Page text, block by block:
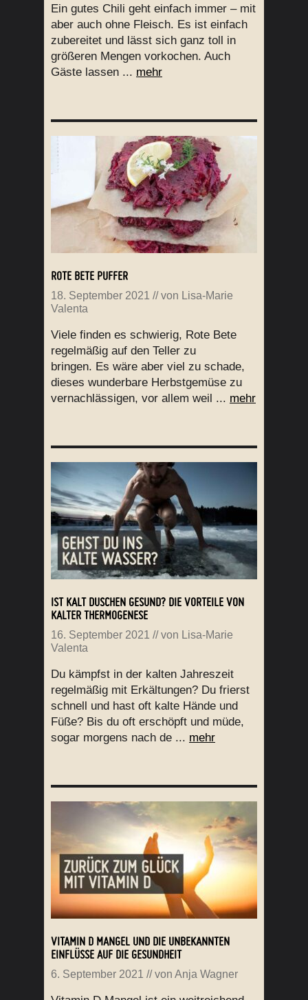
Ein gutes Chili geht einfach immer – mit
aber auch ohne Fleisch. Es ist einfach
zubereitet und lässt sich ganz toll in
größeren Mengen vorkochen. Auch
Gäste lassen ... mehr
ROTE BETE PUFFER
18. September 2021 // von Lisa-Marie
Valenta
Viele finden es schwierig, Rote Bete
regelmäßig auf den Teller zu
bringen. Es wäre aber viel zu schade,
dieses wunderbare Herbstgemüse zu
vernachlässigen, vor allem weil ... mehr
IST KALT DUSCHEN GESUND? DIE VORTEILE VON
KALTER THERMOGENESE
16. September 2021 // von Lisa-Marie
Valenta
Du kämpfst in der kalten Jahreszeit
regelmäßig mit Erkältungen? Du frierst
schnell und hast oft kalte Hände und
Füße? Bis du oft erschöpft und müde,
sogar morgens nach de ... mehr
VITAMIN D MANGEL UND DIE UNBEKANNTEN
EINFLÜSSE AUF DIE GESUNDHEIT
6. September 2021 // von Anja Wagner